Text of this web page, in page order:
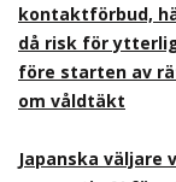
kontaktförbud,
då risk för
före starten av
om våldtäkt
Japanska